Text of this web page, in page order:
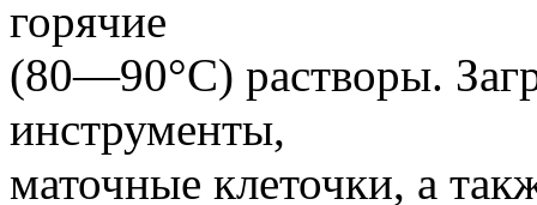
горячие
(80—90°С) растворы.
инструменты,
маточные клеточки, а